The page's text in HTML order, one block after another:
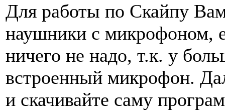
Для работы по Скайпу
наушники с микрофоном,
ничего не надо, т.к. у
встроенный микрофон.
и скачивайте саму